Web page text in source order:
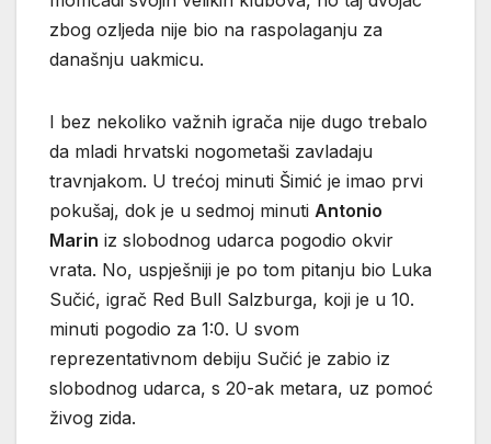
zbog ozljeda nije bio na raspolaganju za
današnju uakmicu.
I bez nekoliko važnih igrača nije dugo trebalo
da mladi hrvatski nogometaši zavladaju
travnjakom. U trećoj minuti Šimić je imao prvi
pokušaj, dok je u sedmoj minuti Antonio
Marin iz slobodnog udarca pogodio okvir
vrata. No, uspješniji je po tom pitanju bio Luka
Sučić, igrač Red Bull Salzburga, koji je u 10.
minuti pogodio za 1:0. U svom
reprezentativnom debiju Sučić je zabio iz
slobodnog udarca, s 20-ak metara, uz pomoć
živog zida.